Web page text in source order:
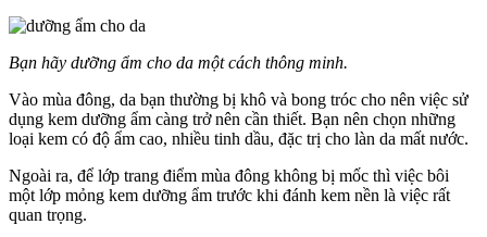
Bạn hãy dưỡng ẩm cho da một cách thông minh.
Vào mùa đông, da bạn thường bị khô và bong tróc cho nên việc sử
dụng kem dưỡng ẩm càng trở nên cần thiết. Bạn nên chọn những
loại kem có độ ẩm cao, nhiều tinh dầu, đặc trị cho làn da mất nước.
Ngoài ra, để lớp trang điểm mùa đông không bị mốc thì việc bôi
một lớp mỏng kem dưỡng ẩm trước khi đánh kem nền là việc rất
quan trọng.